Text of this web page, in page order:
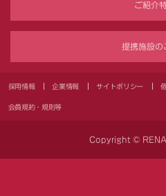
ご紹介
提携施設の
採用情報 企業情報 サイトポリシー
会員規約・規則等
Copyright ©